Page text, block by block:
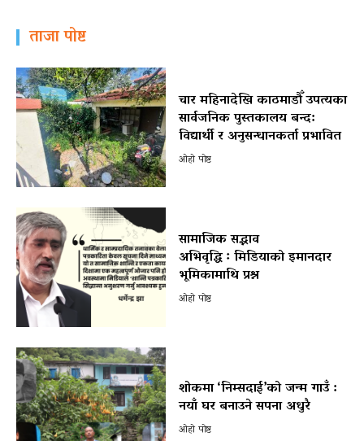
ताजा पोष्ट
चार महिनादेखि काठमाडौँ उपत्यका
सार्वजनिक पुस्तकालय बन्द:
विद्यार्थी र अनुसन्धानकर्ता प्रभावित
ओहो पोष्ट
सामाजिक सद्भाव
अभिवृद्धि ः मिडियाको इमानदार
भूमिकामाथि प्रश्न
ओहो पोष्ट
शोकमा ‘निम्सदाई’को जन्म गाउँ :
नयाँ घर बनाउने सपना अधुरै
ओहो पोष्ट